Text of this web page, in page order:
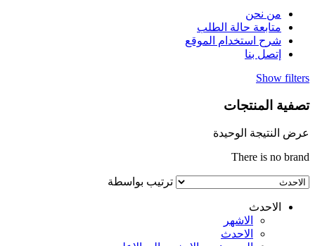
من نحن
متابعة حالة الطلب
شرح استخدام الموقع
إتصل بنا
Show filters
تصفية المنتجات
عرض النتيجة الوحيدة
There is no brand
ترتيب بواسطة
الاحدث
الاشهر
الاحدث